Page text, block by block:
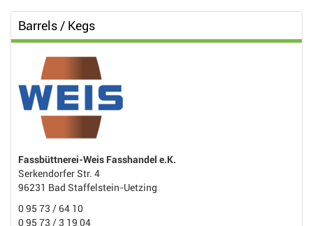
Barrels / Kegs
Fassbüttnerei-Weis Fasshandel e.K.
Serkendorfer Str. 4
96231 Bad Staffelstein-Uetzing
0 95 73 / 64 10
0 95 73 / 3 19 04